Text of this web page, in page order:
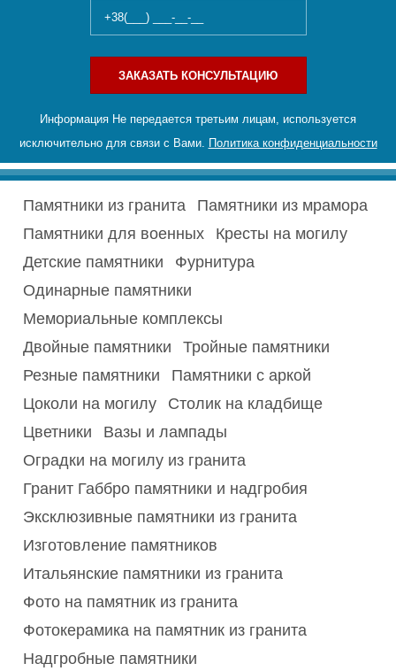
ЗАКАЗАТЬ КОНСУЛЬТАЦИЮ
Информация Не передается третьим лицам, используется
исключительно для связи с Вами. Политика конфиденциальности
Памятники из гранита
Памятники из мрамора
Памятники для военных
Кресты на могилу
Детские памятники
Фурнитура
Одинарные памятники
Мемориальные комплексы
Двойные памятники
Тройные памятники
Резные памятники
Памятники с аркой
Цоколи на могилу
Столик на кладбище
Цветники
Вазы и лампады
Оградки на могилу из гранита
Гранит Габбро памятники и надгробия
Эксклюзивные памятники из гранита
Изготовление памятников
Итальянские памятники из гранита
Фото на памятник из гранита
Фотокерамика на памятник из гранита
Надгробные памятники